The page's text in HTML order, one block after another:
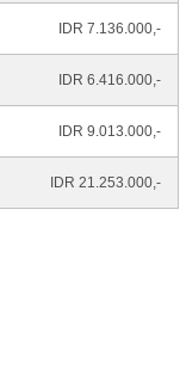
IDR 7.136.000,-
IDR 6.416.000,-
IDR 9.013.000,-
IDR 21.253.000,-